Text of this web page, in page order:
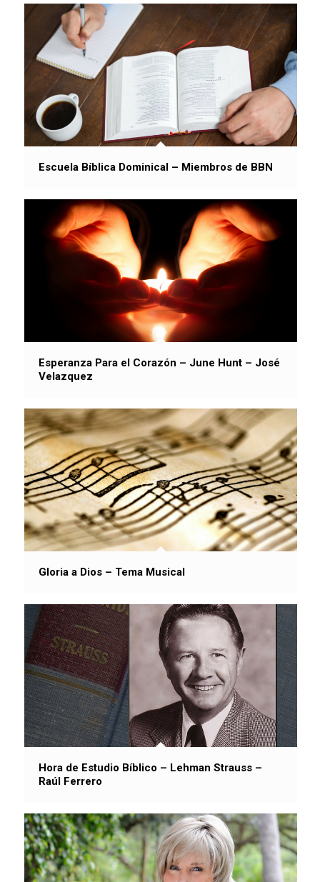
Escuela Bíblica Dominical – Miembros de BBN
Esperanza Para el Corazón – June Hunt – José
Velazquez
Gloria a Dios – Tema Musical
Hora de Estudio Bíblico – Lehman Strauss –
Raúl Ferrero